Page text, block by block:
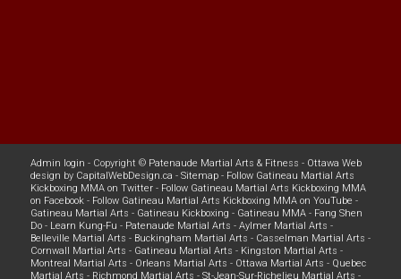
Admin login - Copyright © Patenaude Martial Arts & Fitness - Ottawa Web
design by CapitalWebDesign.ca - Sitemap- Follow Gatineau Martial Arts
Kickboxing MMA on Twitter- Follow Gatineau Martial Arts Kickboxing MMA
on Facebook- Follow Gatineau Martial Arts Kickboxing MMA on YouTube -
Gatineau Martial Arts - Gatineau Kickboxing - Gatineau MMA- Fang Shen
Do- Learn Kung-Fu - Patenaude Martial Arts - Aylmer Martial Arts -
Belleville Martial Arts - Buckingham Martial Arts - Casselman Martial Arts -
Cornwall Martial Arts - Gatineau Martial Arts - Kingston Martial Arts -
Montreal Martial Arts - Orleans Martial Arts - Ottawa Martial Arts - Quebec
Martial Arts - Richmond Martial Arts - St-Jean-Sur-Richelieu Martial Arts -